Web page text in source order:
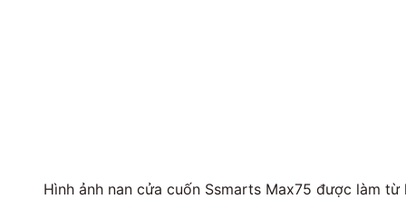
Hình ảnh nan cửa cuốn Ssmarts Max75 được làm từ